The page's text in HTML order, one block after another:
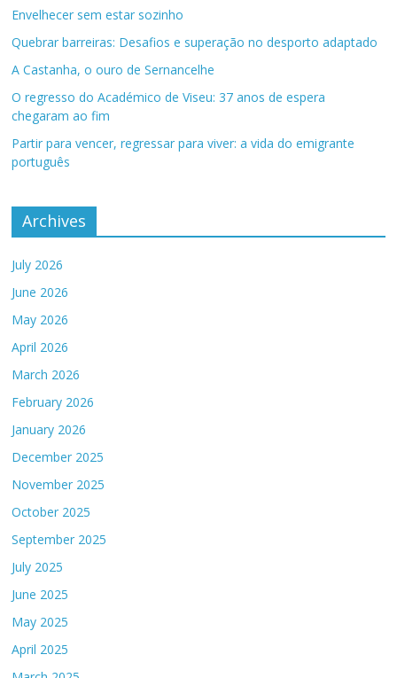
Envelhecer sem estar sozinho
Quebrar barreiras: Desafios e superação no desporto adaptado
A Castanha, o ouro de Sernancelhe
O regresso do Académico de Viseu: 37 anos de espera
chegaram ao fim
Partir para vencer, regressar para viver: a vida do emigrante
português
Archives
July 2026
June 2026
May 2026
April 2026
March 2026
February 2026
January 2026
December 2025
November 2025
October 2025
September 2025
July 2025
June 2025
May 2025
April 2025